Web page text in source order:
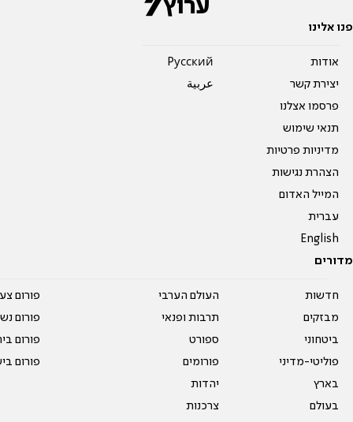
פנו אלינו
אודות
יצירת קשר
פרסמו אצלנו
תנאי שימוש
מדיניות פרטיות
הצהרת נגישות
המייל האדום
עברית
English
Pусский
عربية
מדורים
חדשות
מבזקים
ביטחוני
פוליטי-מדיני
בארץ
בעולם
העולם הערבי
תרבות ופנאי
ספורט
פורומים
יהדות
צרכנות
פורום
פורום
פורום
פורום